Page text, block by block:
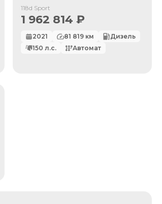
118d Sport
1 962 814 ₽
2021 81 819км
Дизель
150 л.с. Автомат